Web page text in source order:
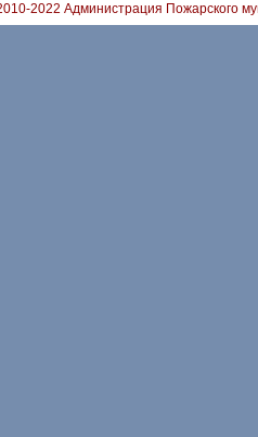
2022 Администрация Пожарского